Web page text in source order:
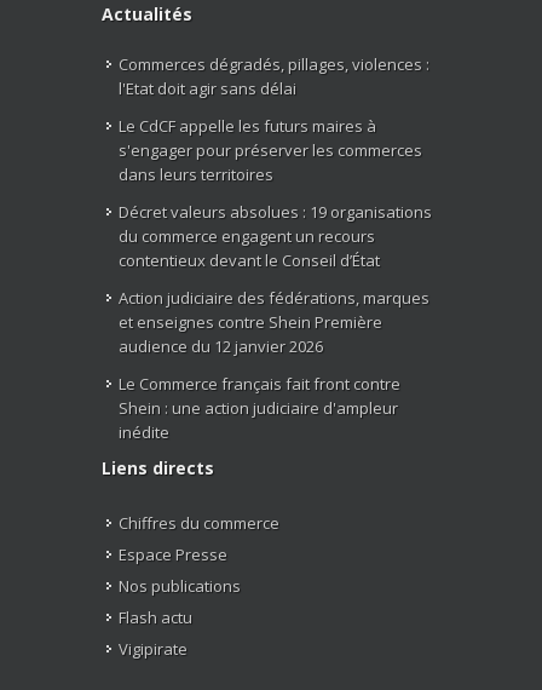
Actualités
Commerces dégradés, pillages, violences :
l'Etat doit agir sans délai
Le CdCF appelle les futurs maires à
s'engager pour préserver les commerces
dans leurs territoires
Décret valeurs absolues : 19 organisations
du commerce engagent un recours
contentieux devant le Conseil d’État
Action judiciaire des fédérations, marques
et enseignes contre Shein Première
audience du 12 janvier 2026
Le Commerce français fait front contre
Shein : une action judiciaire d'ampleur
inédite
Liens directs
Chiffres du commerce
Espace Presse
Nos publications
Flash actu
Vigipirate